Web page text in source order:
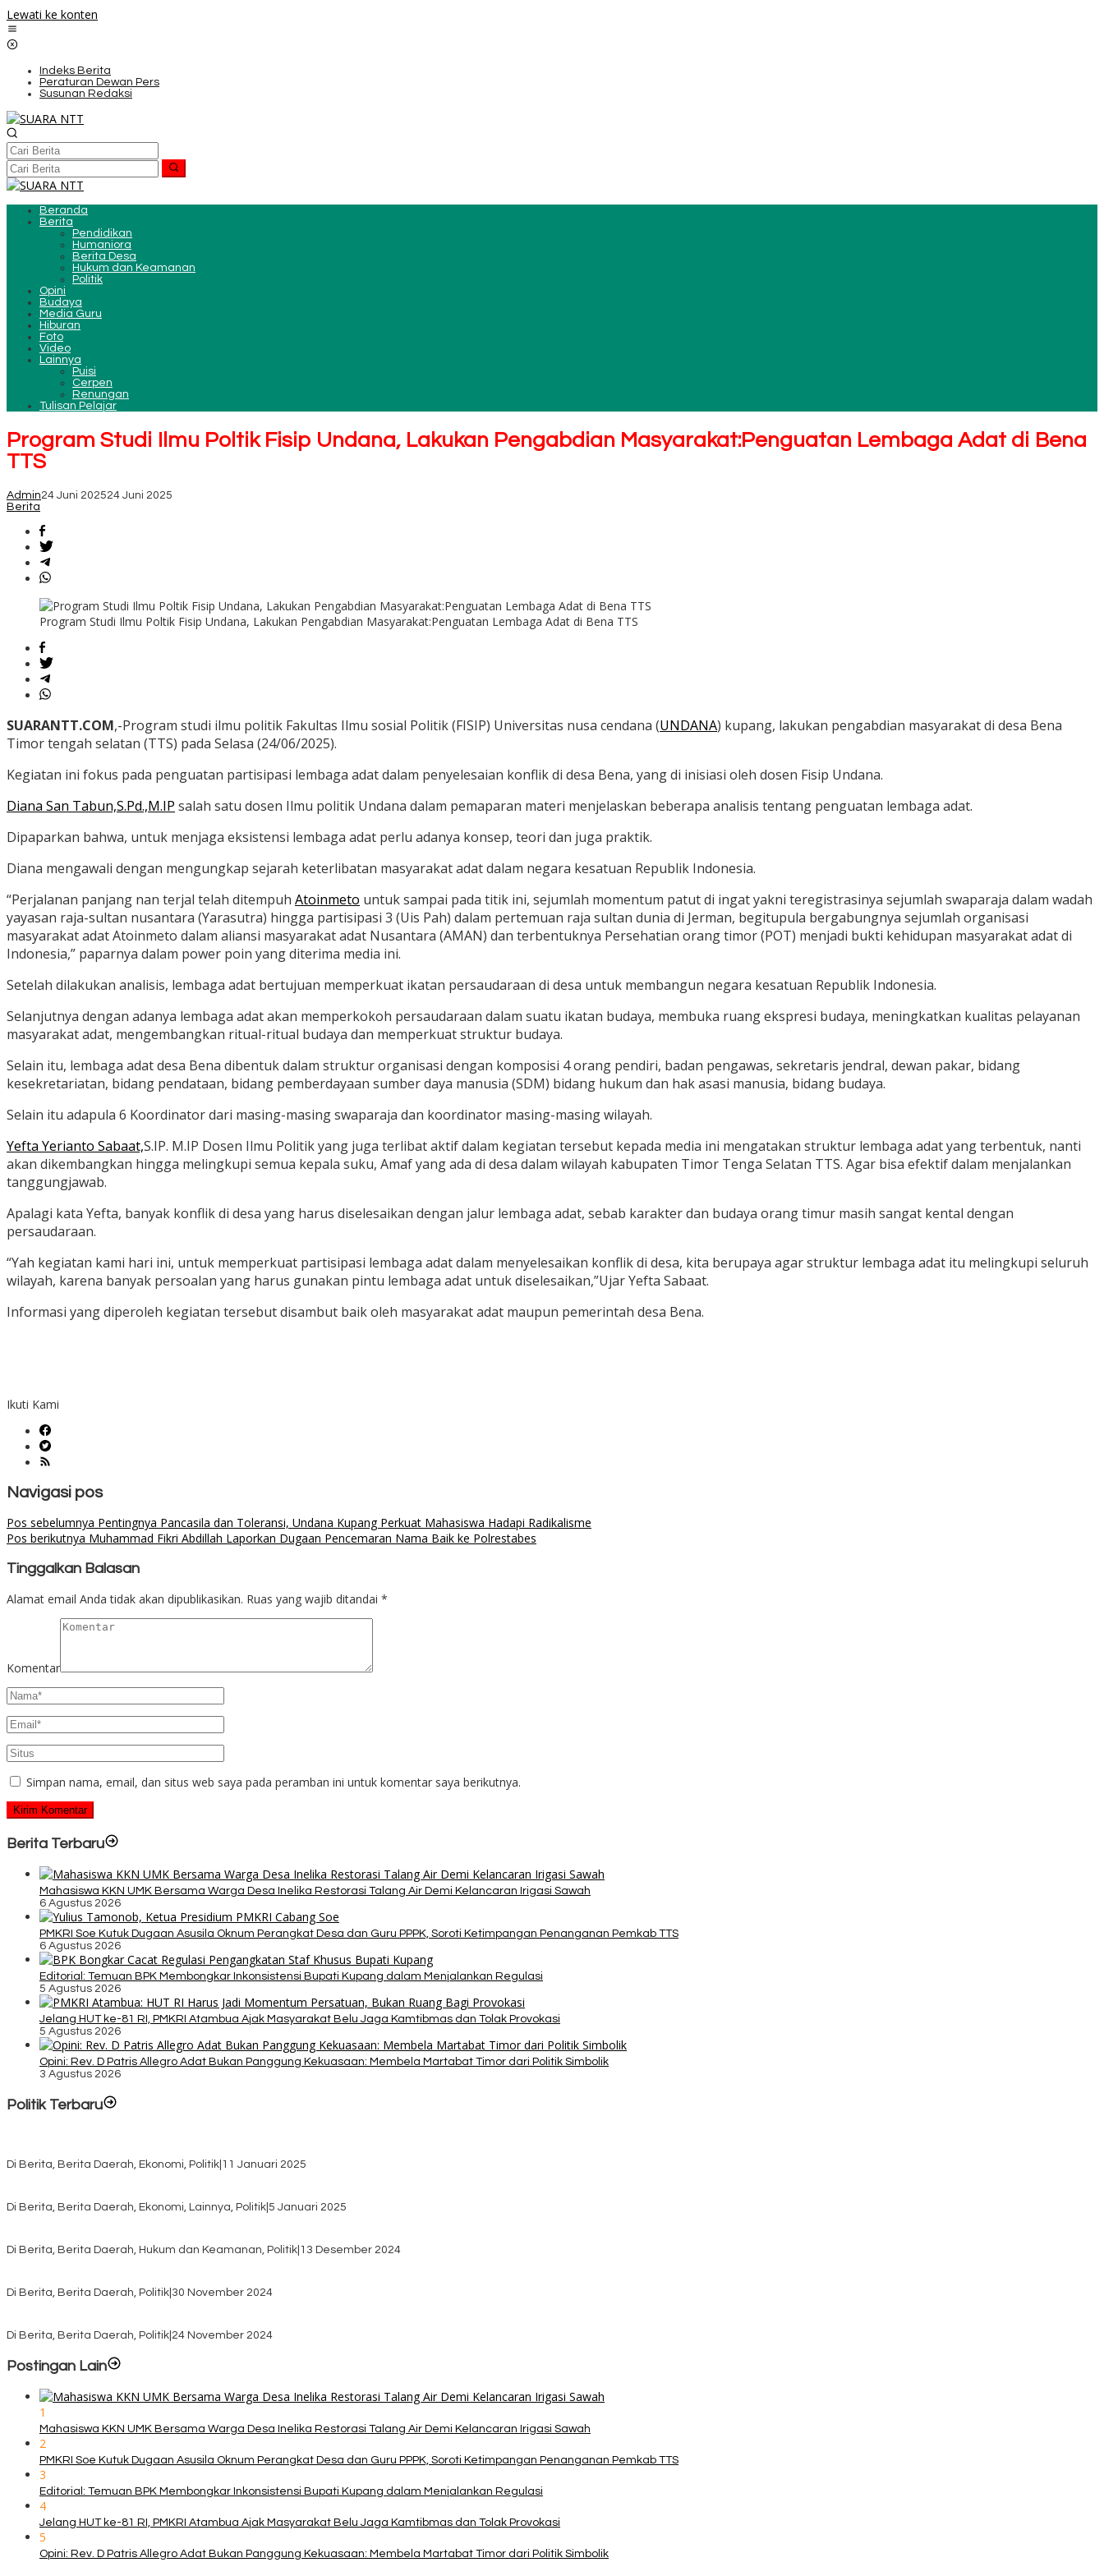
Lewati ke konten
Indeks Berita
Peraturan Dewan Pers
Susunan Redaksi
Beranda
Berita
Pendidikan
Humaniora
Berita Desa
Hukum dan Keamanan
Politik
Opini
Budaya
Media Guru
Hiburan
Foto
Video
Lainnya
Puisi
Cerpen
Renungan
Tulisan Pelajar
Program Studi Ilmu Poltik Fisip Undana, Lakukan Pengabdian Masyarakat:Penguatan Lembaga Adat di Bena
TTS
Admin24 Juni 202524 Juni 2025
Berita
Program Studi Ilmu Poltik Fisip Undana, Lakukan Pengabdian Masyarakat:Penguatan Lembaga Adat di Bena TTS
SUARANTT.COM,-Program studi ilmu politik Fakultas Ilmu sosial Politik (FISIP) Universitas nusa cendana (UNDANA) kupang, lakukan pengabdian masyarakat di desa Bena
Timor tengah selatan (TTS) pada Selasa (24/06/2025).
Kegiatan ini fokus pada penguatan partisipasi lembaga adat dalam penyelesaian konflik di desa Bena, yang di inisiasi oleh dosen Fisip Undana.
Diana San Tabun,S.Pd.,M.IP salah satu dosen Ilmu politik Undana dalam pemaparan materi menjelaskan beberapa analisis tentang penguatan lembaga adat.
Dipaparkan bahwa, untuk menjaga eksistensi lembaga adat perlu adanya konsep, teori dan juga praktik.
Diana mengawali dengan mengungkap sejarah keterlibatan masyarakat adat dalam negara kesatuan Republik Indonesia.
“Perjalanan panjang nan terjal telah ditempuh Atoinmeto untuk sampai pada titik ini, sejumlah momentum patut di ingat yakni teregistrasinya sejumlah swaparaja dalam wadah
yayasan raja-sultan nusantara (Yarasutra) hingga partisipasi 3 (Uis Pah) dalam pertemuan raja sultan dunia di Jerman, begitupula bergabungnya sejumlah organisasi
masyarakat adat Atoinmeto dalam aliansi masyarakat adat Nusantara (AMAN) dan terbentuknya Persehatian orang timor (POT) menjadi bukti kehidupan masyarakat adat di
Indonesia,” paparnya dalam power poin yang diterima media ini.
Setelah dilakukan analisis, lembaga adat bertujuan memperkuat ikatan persaudaraan di desa untuk membangun negara kesatuan Republik Indonesia.
Selanjutnya dengan adanya lembaga adat akan memperkokoh persaudaraan dalam suatu ikatan budaya, membuka ruang ekspresi budaya, meningkatkan kualitas pelayanan
masyarakat adat, mengembangkan ritual-ritual budaya dan memperkuat struktur budaya.
Selain itu, lembaga adat desa Bena dibentuk dalam struktur organisasi dengan komposisi 4 orang pendiri, badan pengawas, sekretaris jendral, dewan pakar, bidang
kesekretariatan, bidang pendataan, bidang pemberdayaan sumber daya manusia (SDM) bidang hukum dan hak asasi manusia, bidang budaya.
Selain itu adapula 6 Koordinator dari masing-masing swaparaja dan koordinator masing-masing wilayah.
Yefta Yerianto Sabaat,S.IP. M.IP Dosen Ilmu Politik yang juga terlibat aktif dalam kegiatan tersebut kepada media ini mengatakan struktur lembaga adat yang terbentuk, nanti
akan dikembangkan hingga melingkupi semua kepala suku, Amaf yang ada di desa dalam wilayah kabupaten Timor Tenga Selatan TTS. Agar bisa efektif dalam menjalankan
tanggungjawab.
Apalagi kata Yefta, banyak konflik di desa yang harus diselesaikan dengan jalur lembaga adat, sebab karakter dan budaya orang timur masih sangat kental dengan
persaudaraan.
“Yah kegiatan kami hari ini, untuk memperkuat partisipasi lembaga adat dalam menyelesaikan konflik di desa, kita berupaya agar struktur lembaga adat itu melingkupi seluruh
wilayah, karena banyak persoalan yang harus gunakan pintu lembaga adat untuk diselesaikan,”Ujar Yefta Sabaat.
Informasi yang diperoleh kegiatan tersebut disambut baik oleh masyarakat adat maupun pemerintah desa Bena.
Ikuti Kami
Navigasi pos
Pos sebelumnya Pentingnya Pancasila dan Toleransi, Undana Kupang Perkuat Mahasiswa Hadapi Radikalisme
Pos berikutnya Muhammad Fikri Abdillah Laporkan Dugaan Pencemaran Nama Baik ke Polrestabes
Tinggalkan Balasan
Alamat email Anda tidak akan dipublikasikan. Ruas yang wajib ditandai *
Komentar
Simpan nama, email, dan situs web saya pada peramban ini untuk komentar saya berikutnya.
Berita Terbaru
Mahasiswa KKN UMK Bersama Warga Desa Inelika Restorasi Talang Air Demi Kelancaran Irigasi Sawah
6 Agustus 2026
PMKRI Soe Kutuk Dugaan Asusila Oknum Perangkat Desa dan Guru PPPK, Soroti Ketimpangan Penanganan Pemkab TTS
6 Agustus 2026
Editorial: Temuan BPK Membongkar Inkonsistensi Bupati Kupang dalam Menjalankan Regulasi
5 Agustus 2026
Jelang HUT ke-81 RI, PMKRI Atambua Ajak Masyarakat Belu Jaga Kamtibmas dan Tolak Provokasi
5 Agustus 2026
Opini: Rev. D Patris Allegro Adat Bukan Panggung Kekuasaan: Membela Martabat Timor dari Politik Simbolik
3 Agustus 2026
Politik Terbaru
Di Berita, Berita Daerah, Ekonomi, Politik 11 Januari 2025
Di Berita, Berita Daerah, Ekonomi, Lainnya, Politik 5 Januari 2025
Di Berita, Berita Daerah, Hukum dan Keamanan, Politik 13 Desember 2024
Di Berita, Berita Daerah, Politik 30 November 2024
Di Berita, Berita Daerah, Politik 24 November 2024
Postingan Lain
1
Mahasiswa KKN UMK Bersama Warga Desa Inelika Restorasi Talang Air Demi Kelancaran Irigasi Sawah
2
PMKRI Soe Kutuk Dugaan Asusila Oknum Perangkat Desa dan Guru PPPK, Soroti Ketimpangan Penanganan Pemkab TTS
3
Editorial: Temuan BPK Membongkar Inkonsistensi Bupati Kupang dalam Menjalankan Regulasi
4
Jelang HUT ke-81 RI, PMKRI Atambua Ajak Masyarakat Belu Jaga Kamtibmas dan Tolak Provokasi
5
Opini: Rev. D Patris Allegro Adat Bukan Panggung Kekuasaan: Membela Martabat Timor dari Politik Simbolik